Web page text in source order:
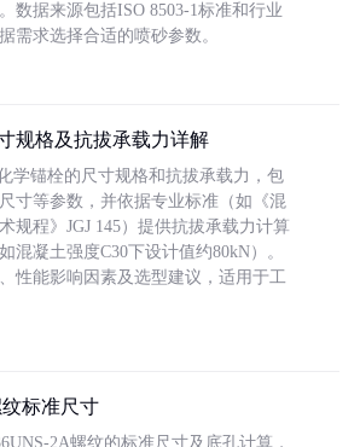
数据来源包括ISO 8503-1标准和行业
需求选择合适的喷砂参数。
规格及抗拔承载力详解
学锚栓的尺寸规格和抗拔承载力，包
寸等参数，并依据专业标准（如《混
规程》JGJ 145）提供抗拔承载力计算
混凝土强度C30下设计值约80kN）。
性能影响因素及选型建议，适用于工
纹标准尺寸
2A螺纹的标准尺寸及底孔计算，